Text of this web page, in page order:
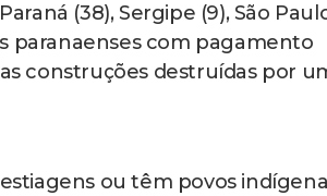
(38), Sergipe (9), São
paranaenses com pagamento
construções destruídas por
ou têm povos